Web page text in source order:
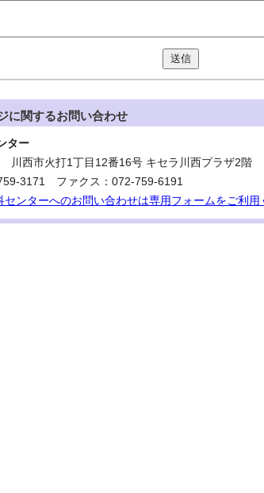
送信
に関するお問い合わせ
ター
川西市火打1丁目12番16号 キセラ川西プラザ2階
3171 ファクス：072-759-6191
センターへのお問い合わせは専用フォームをご利用